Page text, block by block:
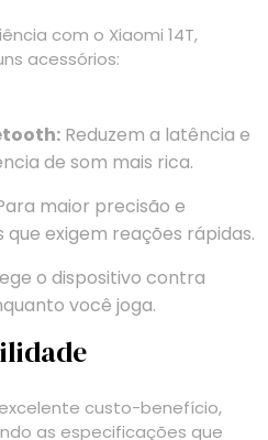
com o Xiaomi 14T,
acessórios:
Reduzem a latência e
de som mais rica.
maior precisão e
exigem reações rápidas.
o dispositivo contra
você joga.
custo-benefício,
as especificações que